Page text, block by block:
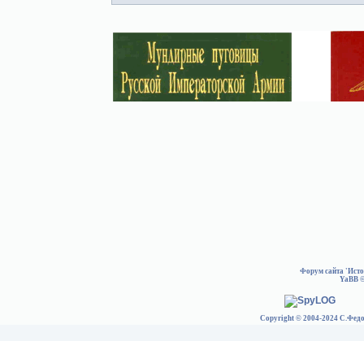
Форум сайта
YaBB
Copyright © 2004-2024